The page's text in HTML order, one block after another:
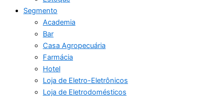
Segmento
Academia
Bar
Casa Agropecuária
Farmácia
Hotel
Loja de Eletro-Eletrônicos
Loja de Eletrodomésticos